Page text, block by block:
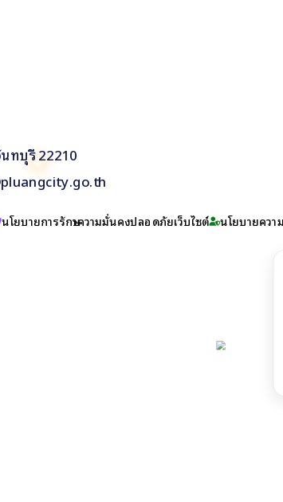
ทบุรี 22210
นโยบายการรักษาความมั่นคงปลอดภัยเว็บไซต์ นโยบายควา